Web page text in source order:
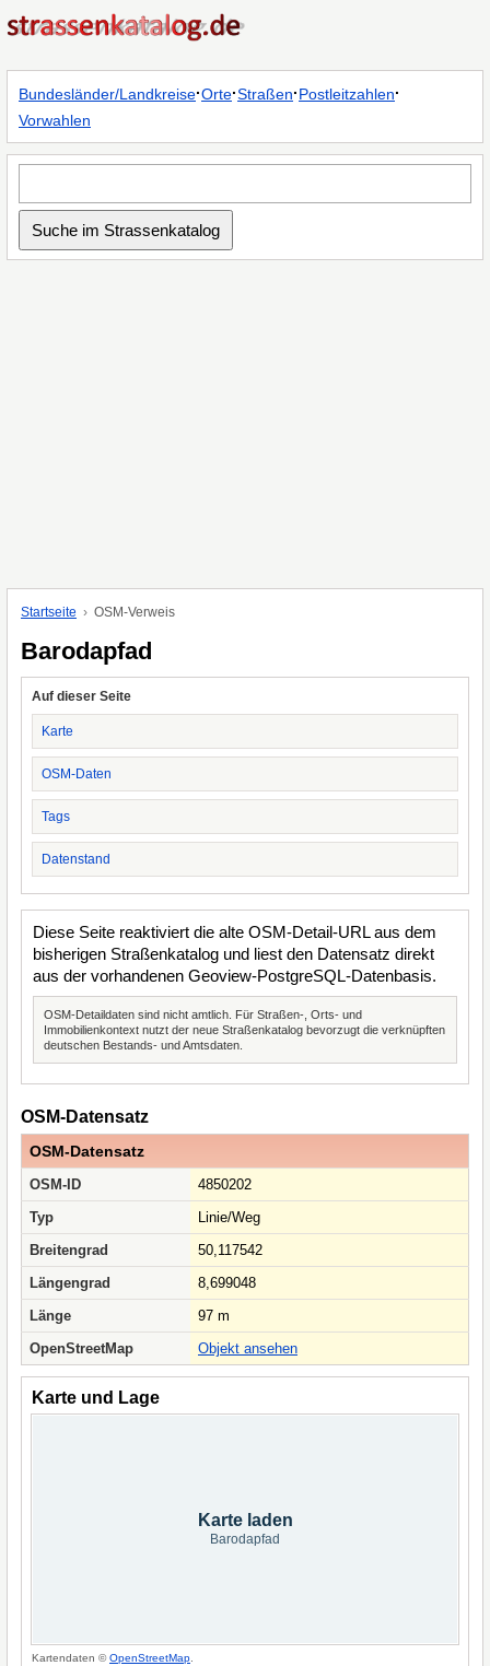
Bundesländer/Landkreise·Orte·Straßen·Postleitzahlen·
Vorwahlen
Startseite OSM-Verweis
Barodapfad
Auf dieser Seite
Karte
OSM-Daten
Tags
Datenstand
Diese Seite reaktiviert die alte OSM-Detail-URL aus dem
bisherigen Straßenkatalog und liest den Datensatz direkt
aus der vorhandenen Geoview-PostgreSQL-Datenbasis.
OSM-Detaildaten sind nicht amtlich. Für Straßen-, Orts- und
Immobilienkontext nutzt der neue Straßenkatalog bevorzugt die verknüpften
deutschen Bestands- und Amtsdaten.
OSM-Datensatz
OSM-Datensatz
OSM-ID
4850202
Typ
Linie/Weg
Breitengrad
50,117542
Längengrad
8,699048
Länge
97 m
OpenStreetMap
Objekt ansehen
Karte und Lage
Karte laden
Barodapfad
Kartendaten ©OpenStreetMap